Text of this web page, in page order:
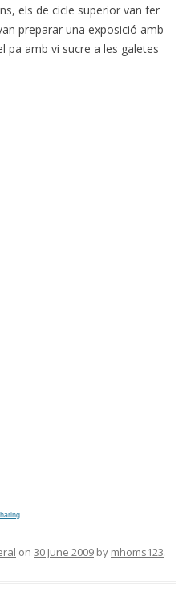
els de cicle superior van fer
preparar una exposició amb
pa amb vi sucre a les galetes
on 30 June 2009 by mhoms123.